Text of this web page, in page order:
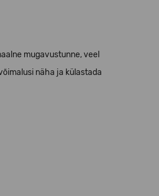
mugavustunne, veel
näha ja külastada